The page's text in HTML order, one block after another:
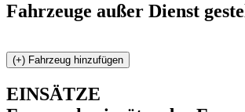
Fahrzeuge außer Dienst
EINSÄTZE